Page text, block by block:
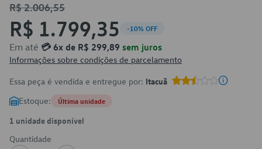
R$ 2.006,55
R$ 1.799,35 -10% OFF
Em até 💳 6x de R$ 299,89 sem juros
Informações sobre condições de parcelamento
Essa peça é vendida e entregue por: Itacuã
Estoque: Última unidade
1 unidade disponível
Quantidade